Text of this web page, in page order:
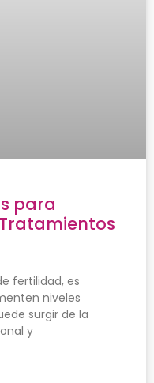
para
fertilidad, es
niveles
surgir de la
y